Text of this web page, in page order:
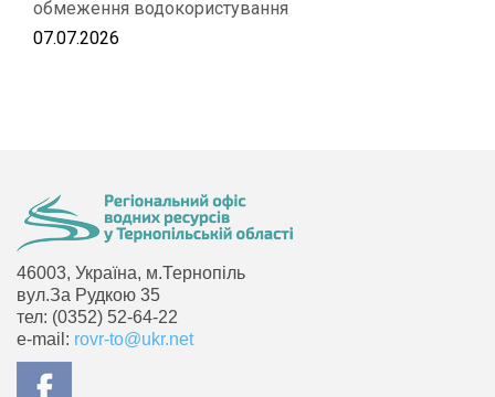
обмеження водокористування
07.07.2026
46003, Україна, м.Тернопіль
вул.За Рудкою 35
тел: (0352) 52-64-22
e-mail: rovr-to@ukr.net